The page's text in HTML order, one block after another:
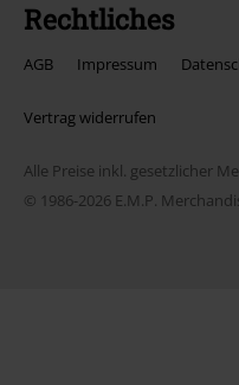
Rechtliches
AGB Impressum
Vertrag widerrufen
Alle Preise inkl. gesetzlicher
© 1986-2026 E.M.P.